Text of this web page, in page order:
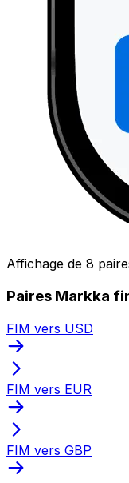
Affichage de 8
Paires Markka
FIM vers USD
FIM vers EUR
FIM vers GBP